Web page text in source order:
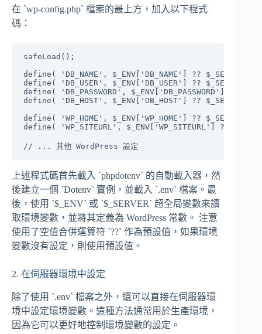
在 `wp-config.php` 檔案的最上方，加入以下程式
碼：
safeLoad();
define( 'DB_NAME', $_ENV['DB_NAME'] ??
define( 'DB_USER', $_ENV['DB_USER'] ??
define( 'DB_PASSWORD', $_ENV['DB_PASSWORD'] ??
define( 'DB_HOST', $_ENV['DB_HOST'] ??
define( 'WP_HOME', $_ENV['WP_HOME'] ??
define( 'WP_SITEURL', $_ENV['WP_SITEURL'] ??
上述程式碼首先載入 `phpdotenv` 的自動載入器，然
後建立一個 `Dotenv` 實例，並載入 `.env` 檔案。最
後，使用 `$_ENV` 或 `$_SERVER` 超全局變數來讀
取環境變數，並將其定義為 WordPress 常數。 注意
使用了空值合併運算符 `??` 作為預設值，如果環境
變數沒有設定，則使用預設值。
2. 在伺服器環境中設定
除了使用 `.env` 檔案之外，還可以直接在伺服器環
境中設定環境變數。這種方法通常用於生產環境，
因為它可以更好地控制環境變數的設定。